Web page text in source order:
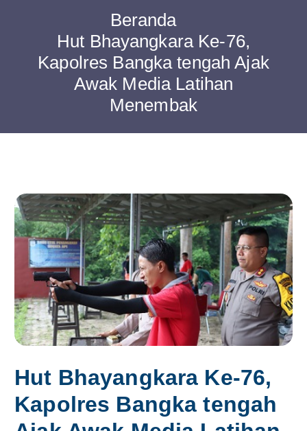
Beranda
Hut Bhayangkara Ke-76,
Kapolres Bangka tengah Ajak
Awak Media Latihan
Menembak
Hut Bhayangkara Ke-76,
Kapolres Bangka tengah